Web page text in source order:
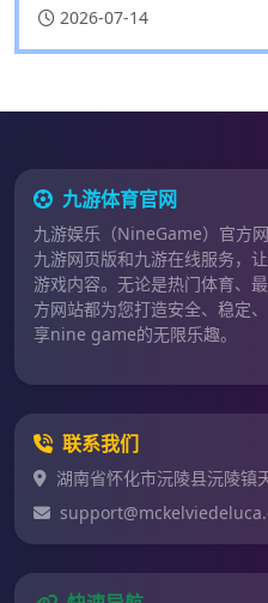
2026-07-14
九游体育官网
九游娱乐（NineGame）官方
九游网页版和九游在线服务，
游戏内容。无论是热门体育、
方网站都为您打造安全、稳定
享nine game的无限乐趣。
联系我们
湖南省怀化市沅陵县沅陵镇